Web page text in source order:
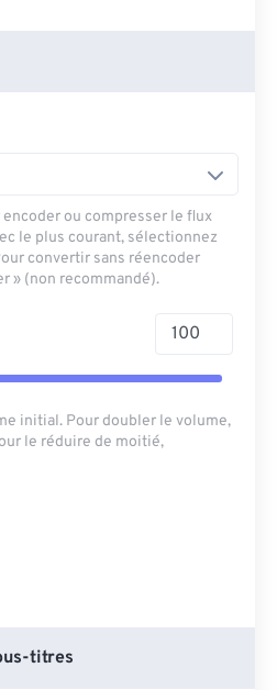
ou compresser le flux
le plus courant, sélectionnez
convertir sans réencoder
» (non recommandé).
initial. Pour doubler le volume,
le réduire de moitié,
titres